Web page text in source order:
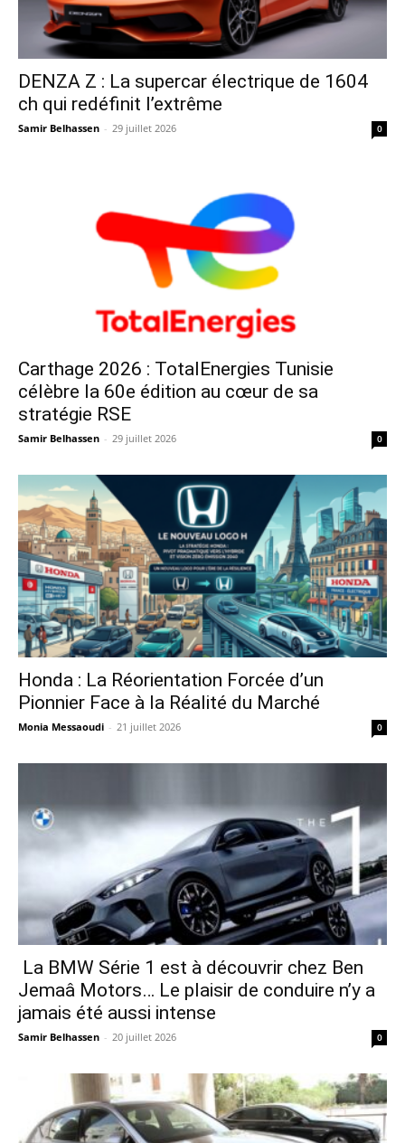
DENZA Z : La supercar électrique de 1604
ch qui redéfinit l’extrême
Samir Belhassen - 29 juillet 2026 0
Carthage 2026 : TotalEnergies Tunisie
célèbre la 60e édition au cœur de sa
stratégie RSE
Samir Belhassen - 29 juillet 2026 0
Honda : La Réorientation Forcée d’un
Pionnier Face à la Réalité du Marché
Monia Messaoudi - 21 juillet 2026 0
La BMW Série 1 est à découvrir chez Ben
Jemaâ Motors… Le plaisir de conduire n’y a
jamais été aussi intense
Samir Belhassen - 20 juillet 2026 0